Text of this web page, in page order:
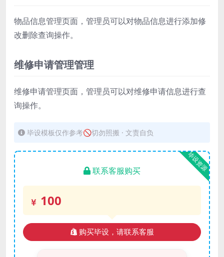
物品信息管理页面，管理员可以对物品信息进行添加修
改删除查询操作。
维修申请管理管理
维修申请管理页面，管理员可以对维修申请信息进行查
询操作。
毕设模板仅作参考🚫切勿照搬 · 文责自负
毕设资源
联系客服购买
100
购买毕设，请联系客服